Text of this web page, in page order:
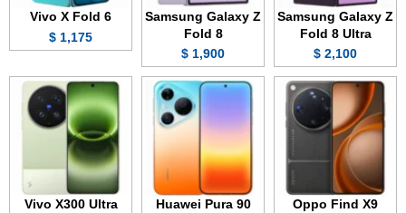
Samsung Galaxy Z
Fold 8 Ultra
2,100 $
Samsung Galaxy Z
Fold 8
1,900 $
Vivo X Fold 6
1,175 $
Oppo Find X9
Huawei Pura 90
Vivo X300 Ultra